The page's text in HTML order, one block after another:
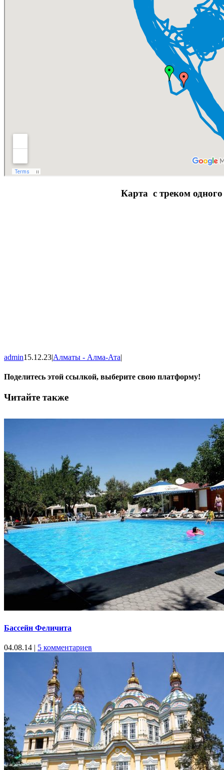
Карта с треком
admin15.12.23|Алматы - Алма-Ата|
Поделитесь этой ссылкой, выберите свою платформу!
Facebook
X
WhatsApp
Vk
Email
Читайте также
Бассейн Феличита
04.08.14 | 5 комментариев